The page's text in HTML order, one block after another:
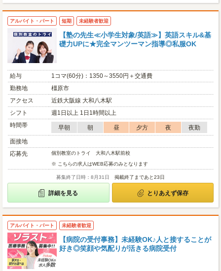
アルバイト・パート 短期 未経験者歓迎
【塾の先生≪小学生対象/英語≫】英語スキル&基
礎力UPに★完全マンツーマン指導◎私服OK
給与
1コマ(60分)：1350～3550円＋交通費
勤務地
橿原市
アクセス
近鉄大阪線 大和八木駅
シフト
週1日以上 1日1時間以上
時間帯
早朝 朝 昼 夕方 夜
夜勤
面接地
応募先
個別教室のトライ 大和八木駅前校
※ こちらの求人はWEB応募のみとなります
募集終了日時：8月31日 掲載終了まであと23日
詳細を見る とりあえず保存
アルバイト・パート 未経験者歓迎
【病院の受付事務】未経験OK♪人と接することが
好き◎笑顔や気配りが活きる病院受付